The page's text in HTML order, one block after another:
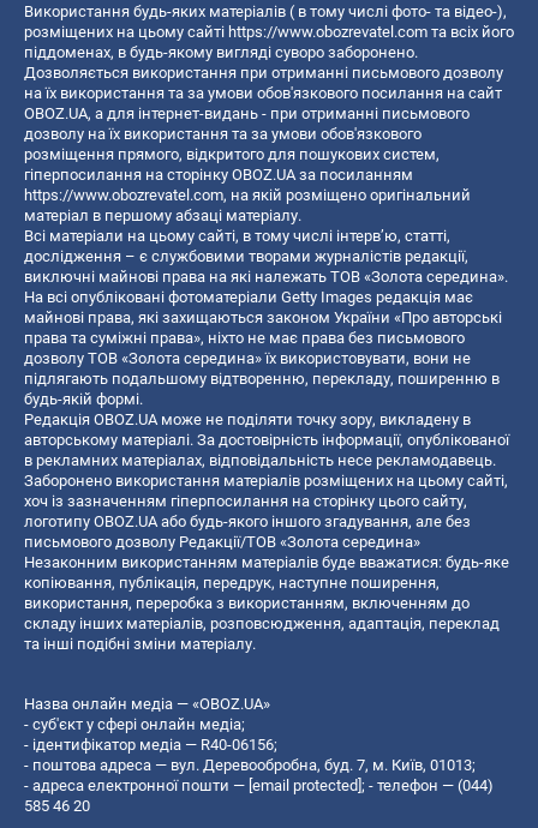
Використання будь-яких матеріалів ( в тому числі фото- та відео-),
розміщених на цьому сайті https://www.obozrevatel.com та всіх його
піддоменах, в будь-якому вигляді суворо заборонено.
Дозволяється використання при отриманні письмового дозволу
на їх використання та за умови обов'язкового посилання на сайт
OBOZ.UA, а для інтернет-видань - при отриманні письмового
дозволу на їх використання та за умови обов'язкового
розміщення прямого, відкритого для пошукових систем,
гіперпосилання на сторінку OBOZ.UA за посиланням
https://www.obozrevatel.com, на якій розміщено оригінальний
матеріал в першому абзаці матеріалу.
Всі матеріали на цьому сайті, в тому числі інтерв’ю, статті,
дослідження – є службовими творами журналістів редакції,
виключні майнові права на які належать ТОВ «Золота середина».
На всі опубліковані фотоматеріали Getty Images редакція має
майнові права, які захищаються законом України «Про авторські
права та суміжні права», ніхто не має права без письмового
дозволу ТОВ «Золота середина» їх використовувати, вони не
підлягають подальшому відтворенню, перекладу, поширенню в
будь-якій формі.
Редакція OBOZ.UA може не поділяти точку зору, викладену в
авторському матеріалі. За достовірність інформації, опублікованої
в рекламних матеріалах, відповідальність несе рекламодавець.
Заборонено використання матеріалів розміщених на цьому сайті,
хоч із зазначенням гіперпосилання на сторінку цього сайту,
логотипу OBOZ.UA або будь-якого іншого згадування, але без
письмового дозволу Редакції/ТОВ «Золота середина»
Незаконним використанням матеріалів буде вважатися: будь-яке
копiювання, публiкацiя, передрук, наступне поширення,
використання, переробка з використанням, включенням до
складу інших матеріалів, розповсюдження, адаптація, переклад
та інші подібні зміни матеріалу.
Назва онлайн медіа — «OBOZ.UA»
- суб'єкт у сфері онлайн медіа;
- ідентифікатор медіа — R40-06156;
- поштова адреса — вул. Деревообробна, буд. 7, м. Київ, 01013;
- адреса електронної пошти — [email protected]; - телефон — (044)
585 46 20